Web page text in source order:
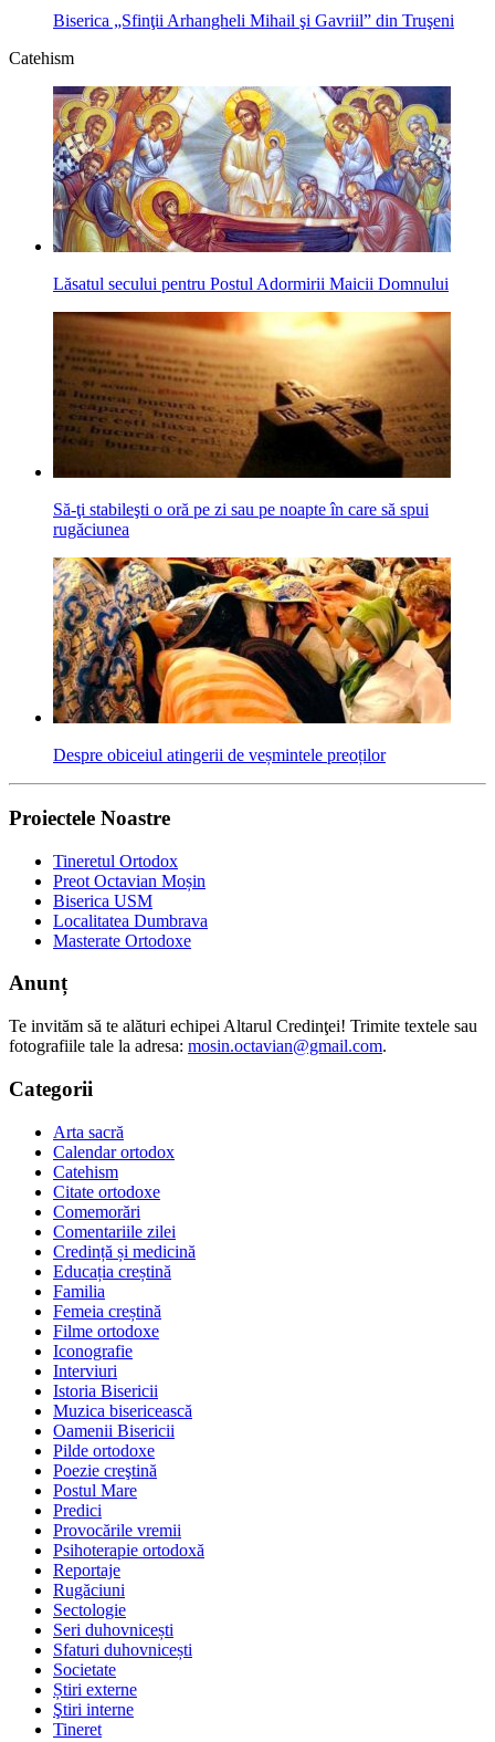
Biserica „Sfinţii Arhangheli Mihail şi Gavriil” din Truşeni
Catehism
Lăsatul secului pentru Postul Adormirii Maicii Domnului
Să-ţi stabileşti o oră pe zi sau pe noapte în care să spui
rugăciunea
Despre obiceiul atingerii de veșmintele preoților
Proiectele Noastre
Tineretul Ortodox
Preot Octavian Moșin
Biserica USM
Localitatea Dumbrava
Masterate Ortodoxe
Anunț
Te invităm să te alături echipei Altarul Credinţei! Trimite textele sau
fotografiile tale la adresa: mosin.octavian@gmail.com.
Categorii
Arta sacră
Calendar ortodox
Catehism
Citate ortodoxe
Comemorări
Comentariile zilei
Credință și medicină
Educația creștină
Familia
Femeia creștină
Filme ortodoxe
Iconografie
Interviuri
Istoria Bisericii
Muzica bisericească
Oamenii Bisericii
Pilde ortodoxe
Poezie creştină
Postul Mare
Predici
Provocările vremii
Psihoterapie ortodoxă
Reportaje
Rugăciuni
Sectologie
Seri duhovnicești
Sfaturi duhovnicești
Societate
Știri externe
Ştiri interne
Tineret